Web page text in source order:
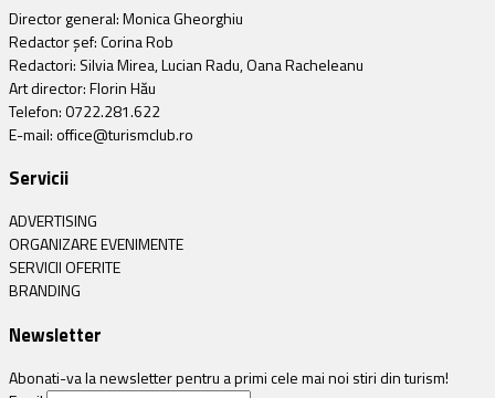
Director general: Monica Gheorghiu
Redactor șef: Corina Rob
Redactori: Silvia Mirea, Lucian Radu, Oana Racheleanu
Art director: Florin Hău
Telefon: 0722.281.622
E-mail: office@turismclub.ro
Servicii
ADVERTISING
ORGANIZARE EVENIMENTE
SERVICII OFERITE
BRANDING
Newsletter
Abonati-va la newsletter pentru a primi cele mai noi stiri din turism!